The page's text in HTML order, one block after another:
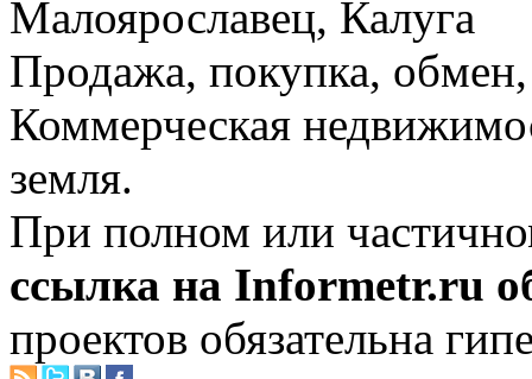
Малоярославец, Калуга
Продажа, покупка, обмен,
Коммерческая
земля.
При полном или
ссылка на Informetr.ru
проектов обязательна